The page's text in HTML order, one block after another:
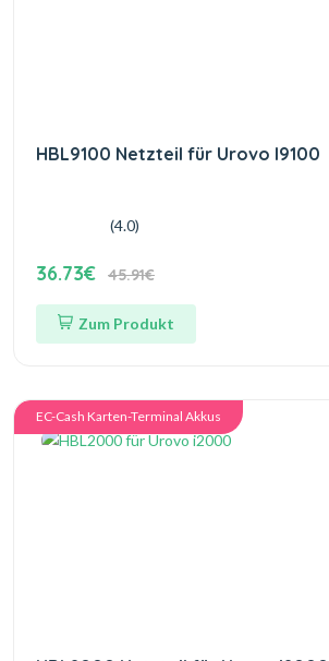
HBL9100 Netzteil für Urovo I9100
(4.0)
36.73€ 45.91€
Zum Produkt
EC-Cash Karten-Terminal Akkus